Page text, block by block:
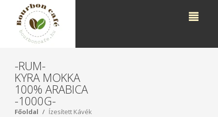
-RUM-
KYRA MOKKA
100% ARABICA
-1000G-
Főoldal Ízesített Kávék